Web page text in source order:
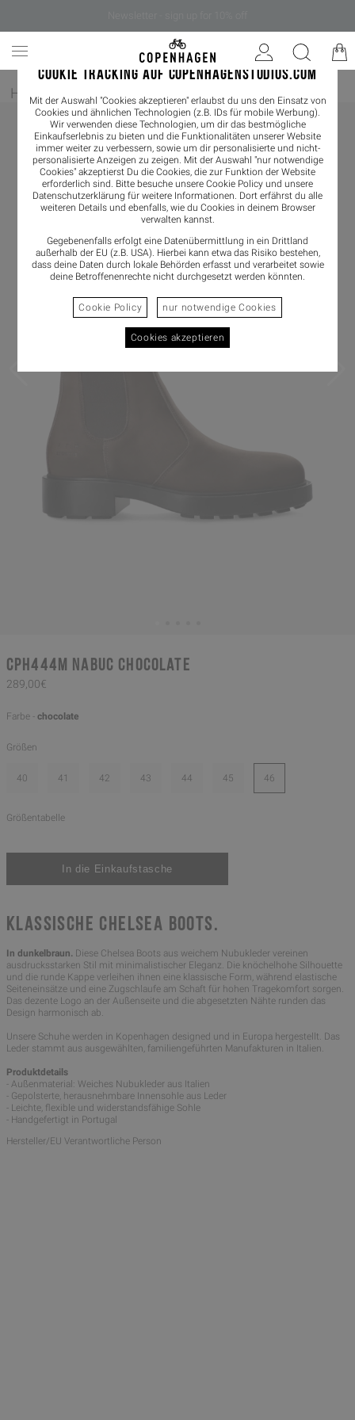
COOKIE TRACKING AUF COPENHAGENSTUDIOS.COM
Mit der Auswahl "Cookies akzeptieren" erlaubst du uns den Einsatz von
Cookies und ähnlichen Technologien (z.B. IDs für mobile Werbung).
Wir verwenden diese Technologien, um dir das bestmögliche
Einkaufserlebnis zu bieten und die Funktionalitäten unserer Website
immer weiter zu verbessern, sowie um dir personalisierte und nicht-
personalisierte Anzeigen zu zeigen. Mit der Auswahl "nur notwendige
Cookies" akzeptierst Du die Cookies, die zur Funktion der Website
erforderlich sind. Bitte besuche unsere Cookie Policy und unsere
Datenschutzerklärung für weitere Informationen. Dort erfährst du alle
weiteren Details und ebenfalls, wie du Cookies in deinem Browser
verwalten kannst.
Gegebenenfalls erfolgt eine Datenübermittlung in ein Drittland
außerhalb der EU (z.B. USA). Hierbei kann etwa das Risiko bestehen,
dass deine Daten durch lokale Behörden erfasst und verarbeitet sowie
deine Betroffenenrechte nicht durchgesetzt werden könnten.
Cookie Policy nur notwendige Cookies
Cookies akzeptieren
Home / Herren/ Boots
CPH444M nabuc chocolate
289,00€
Farbe - chocolate
Größen
40 41 42 43 44 45 46
Größentabelle
KLASSISCHE CHELSEA BOOTS.
In dunkelbraun. Diese Chelsea Boots aus weichem Nubukleder vereinen
ausdrucksstarken Stil mit minimalistischer Eleganz. Die knöchelhohe Silhouette
und die runde Kappe verleihen ihnen eine klassische Form, während elastische
Seiteneinsätze und eine Zugschlaufe am Schaft für hohen Tragekomfort sorgen.
Das dezente Logo an der Außenseite und die abgesetzten Nähte runden das
Design harmonisch ab.
Unsere Schuhe werden in Kopenhagen designed und in Europa hergestellt. Das
Leder stammt aus ausgewählten, familiengeführten Manufakturen in Italien.
Produktdetails
- Außenmaterial: Weiches Nubukleder aus Italien
- Gepolsterte, herausnehmbare Innensohle aus Leder
- Leichte, flexible und widerstandsfähige Sohle
- Handgefertigt in Portugal
Hersteller/EU Verantwortliche Person